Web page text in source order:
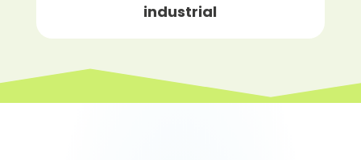
industrial